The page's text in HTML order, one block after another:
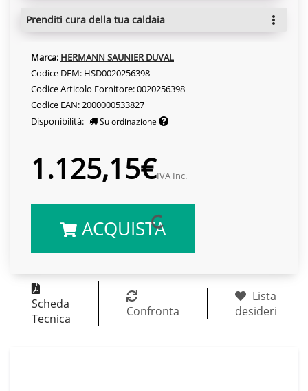
prenditi cura della tua caldaia
Marca: HERMANN SAUNIER DUVAL
Codice DEM: HSD0020256398
Codice Articolo Fornitore: 0020256398
Codice EAN: 2000000533827
Disponibilità:
Su ordinazione
1.125,15€IVA Inc.
ACQUISTA
Scheda
Tecnica
Confronta
Lista
desideri